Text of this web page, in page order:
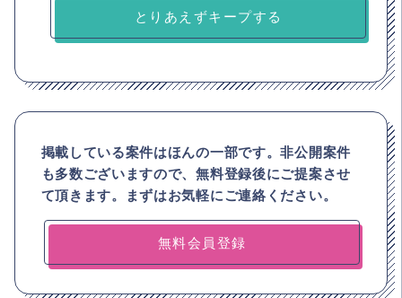
とりあえずキープする
掲載している案件はほんの一部です。非公開案件
も多数ございますので、無料登録後にご提案させ
て頂きます。まずはお気軽にご連絡ください。
無料会員登録